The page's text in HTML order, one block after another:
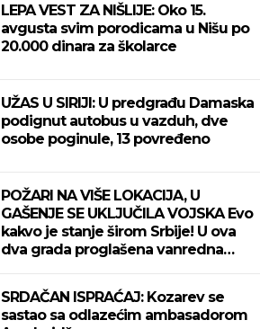
LEPA VEST ZA NIŠLIJE: Oko 15.
avgusta svim porodicama u Nišu po
20.000 dinara za školarce
UŽAS U SIRIJI: U predgrađu Damaska
podignut autobus u vazduh, dve
osobe poginule, 13 povređeno
POŽARI NA VIŠE LOKACIJA, U
GAŠENJE SE UKLJUČILA VOJSKA Evo
kakvo je stanje širom Srbije! U ova
dva grada proglašena vanredna
SRDAČAN ISPRAĆAJ: Kozarev se
sastao sa odlazećim ambasadorom